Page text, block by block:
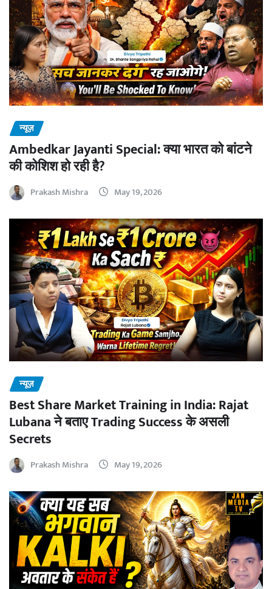
न्यूज़
Ambedkar Jayanti Special: क्या भारत को बांटने
की कोशिश हो रही है?
Prakash Mishra May 19, 2026
न्यूज़
Best Share Market Training in India: Rajat
Lubana ने बताए Trading Success के असली
Secrets
Prakash Mishra May 19, 2026